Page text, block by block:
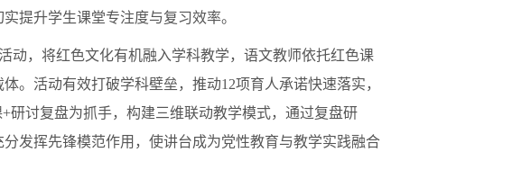
提升学生课堂专注度与复习效率。
动，将红色文化有机融入学科教学，语文教师依托红色课
。活动有效打破学科壁垒，推动12项育人承诺快速落实，
研讨复盘为抓手，构建三维联动教学模式，通过复盘研
发挥先锋模范作用，使讲台成为党性教育与教学实践融合